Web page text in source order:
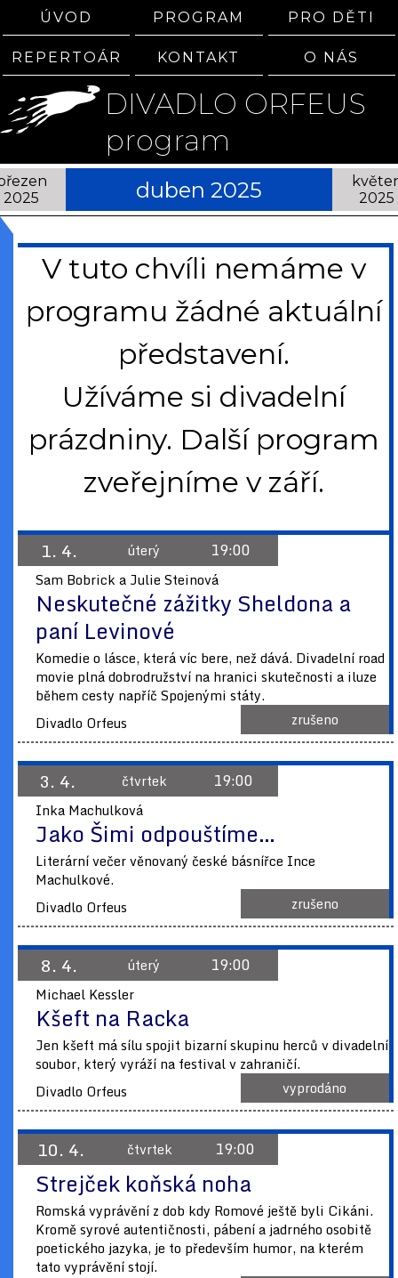
ÚVOD PROGRAM PRO DĚTI
REPERTOÁR KONTAKT O NÁS
DIVADLO ORFEUS
program
2025
duben 2025
2025
V tuto chvíli nemáme v
programu žádné aktuální
představení.
Užíváme si divadelní
prázdniny. Další program
zveřejníme v září.
1. 4. úterý 19:00
Sam Bobrick a Julie Steinová
Neskutečné zážitky Sheldona a
paní Levinové
Komedie o lásce, která víc bere, než dává. Divadelní road
movie plná dobrodružství na hranici skutečnosti a iluze
během cesty napříč Spojenými státy.
zrušeno
Divadlo Orfeus
3. 4. čtvrtek 19:00
Inka Machulková
Jako Šimi odpouštíme…
Literární večer věnovaný české básnířce Ince
Machulkové.
zrušeno
Divadlo Orfeus
8. 4. úterý 19:00
Michael Kessler
Kšeft na Racka
Jen kšeft má sílu spojit bizarní skupinu herců v divadelní
soubor, který vyráží na festival v zahraničí.
vyprodáno
Divadlo Orfeus
10. 4. čtvrtek 19:00
Strejček koňská noha
Romská vyprávění z dob kdy Romové ještě byli Cikáni.
Kromě syrové autentičnosti, pábení a jadrného osobitě
poetického jazyka, je to především humor, na kterém
tato vyprávění stojí.